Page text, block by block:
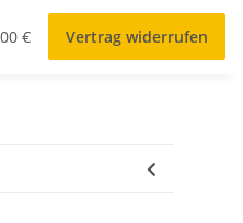
€ Vertrag widerrufen